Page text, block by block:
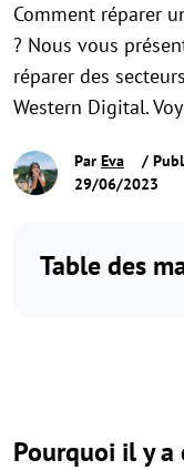
Comment réparer
? Nous vous
réparer des
Western Digital.
Par Eva
/
29/06/2023
Table des
Pourquoi il y a